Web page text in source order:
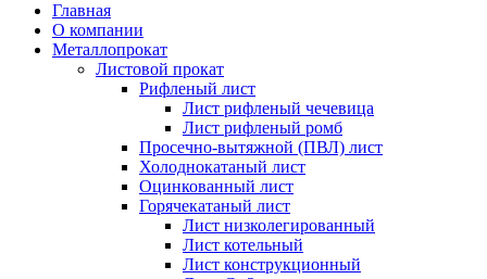
Главная
О компании
Металлопрокат
Листовой прокат
Рифленый лист
Лист рифленый чечевица
Лист рифленый ромб
Просечно-вытяжной (ПВЛ) лист
Холоднокатаный лист
Оцинкованный лист
Горячекатаный лист
Лист низколегированный
Лист котельный
Лист конструкционный